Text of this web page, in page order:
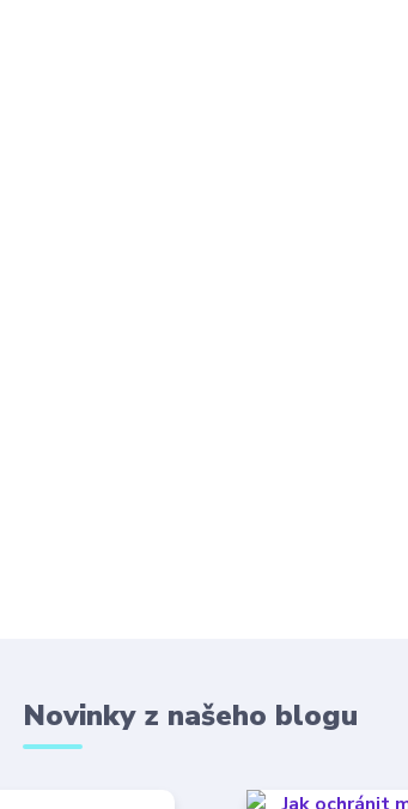
Novinky z našeho blogu